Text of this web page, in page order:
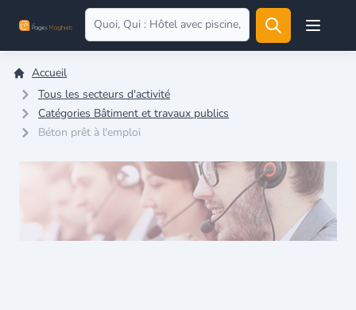
Open
Accueil
Tous les secteurs d'activité
Catégories Bâtiment et travaux publics
Béton prêt à l'emploi